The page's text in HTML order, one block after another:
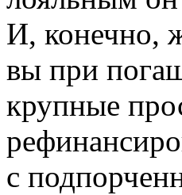
И, конечно,
вы при
крупные
с